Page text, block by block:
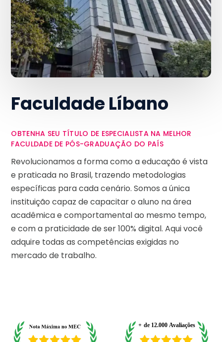
Faculdade Líbano
OBTENHA SEU TÍTULO DE ESPECIALISTA NA MELHOR
FACULDADE DE PÓS-GRADUAÇÃO DO PAÍS
Revolucionamos a forma como a educação é vista
e praticada no Brasil, trazendo metodologias
específicas para cada cenário. Somos a única
instituição capaz de capacitar o aluno na área
acadêmica e comportamental ao mesmo tempo,
e com a praticidade de ser 100% digital. Aqui você
adquire todas as competências exigidas no
mercado de trabalho.